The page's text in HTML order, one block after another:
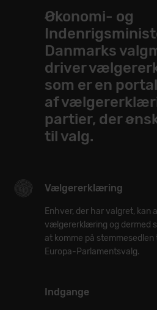
Økonomi- og
Danmarks
driver
som er en
af
partier, der
til valg.
Vælgererklæring
Enhver, der har valgret, kan
vælgererklæring og dermed
at komme på
Europa-Parlamentsvalg.
Indgange